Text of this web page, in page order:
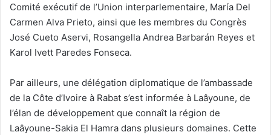
Comité exécutif de l’Union interparlementaire, María Del
Carmen Alva Prieto, ainsi que les membres du Congrès
José Cueto Aservi, Rosangella Andrea Barbarán Reyes et
Karol Ivett Paredes Fonseca.
Par ailleurs, une délégation diplomatique de l’ambassade
de la Côte d’Ivoire à Rabat s’est informée à Laâyoune, de
l’élan de développement que connaît la région de
Laâyoune-Sakia El Hamra dans plusieurs domaines. Cette